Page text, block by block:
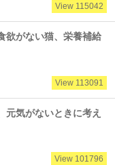
View 115042
欲がない猫、栄養補給
View 113091
元気がないときに考え
View 101796